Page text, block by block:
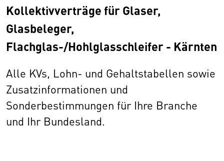
Kollektivverträge für Glaser,
Glasbeleger,
Flachglas-/Hohlglasschleifer - Kärnten
Alle KVs, Lohn- und Gehaltstabellen sowie
Zusatzinformationen und
Sonderbestimmungen für Ihre Branche
und Ihr Bundesland.